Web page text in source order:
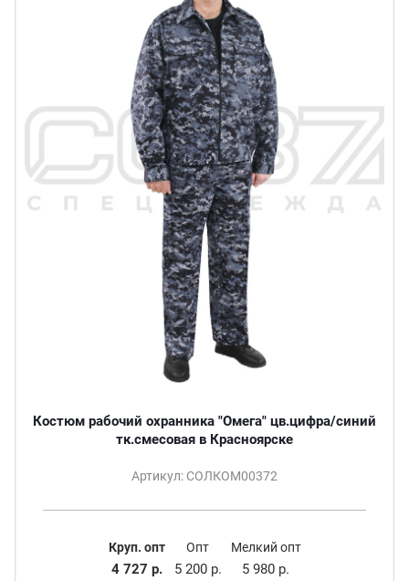
Костюм рабочий охранника "Омега" цв.цифра/синий
тк.смесовая в Красноярске
Артикул: СОЛКОМ00372
Круп. опт
4 727 р.
Опт
5 200 р.
Мелкий опт
5 980 р.